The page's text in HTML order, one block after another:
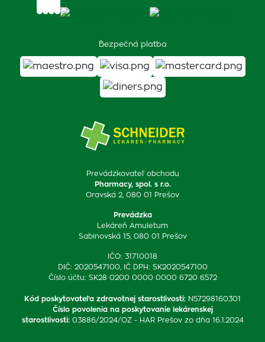
Prevádzkovateľ obchodu
Pharmacy, spol. s r.o.
Oravská 2, 080 01 Prešov
Prevádzka
Lekáreň Amuletum
Sabinovská 15, 080 01 Prešov
IČO: 31710018
DIČ: 2020547100, IČ DPH: SK2020547100
Číslo účtu: SK28 0200 0000 0000 6720 6572
Kód poskytovateľa zdravotnej starostlivosti: N57298160301
Číslo povolenia na poskytovanie lekárenskej
starostlivosti: 03886/2024/OZ - HAR Prešov zo dňa 16.1.2024
Bezpečná platba